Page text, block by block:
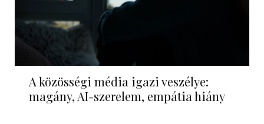
A közösségi média igazi veszélye:
magány, AI-szerelem, empátia hiány